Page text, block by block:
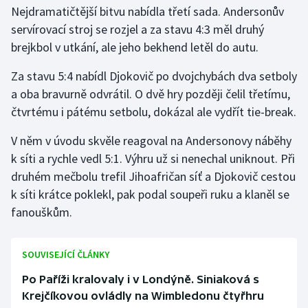
Stolní tenis
Triatlon
Veslování
Vodní slalom
Volejbal
Ostatní
Nejdramatičtější bitvu nabídla třetí sada. Andersonův
servírovací stroj se rozjel a za stavu 4:3 měl druhý
brejkbol v utkání, ale jeho bekhend letěl do autu.
Za stavu 5:4 nabídl Djokovič po dvojchybách dva setboly
a oba bravurně odvrátil. O dvě hry později čelil třetímu,
čtvrtému i pátému setbolu, dokázal ale vydřít tie-break.
V něm v úvodu skvěle reagoval na Andersonovy náběhy
k síti a rychle vedl 5:1. Výhru už si nenechal uniknout. Při
druhém mečbolu trefil Jihoafričan síť a Djokovič cestou
k síti krátce poklekl, pak podal soupeři ruku a klaněl se
fanouškům.
SOUVISEJÍCÍ ČLÁNKY
Po Paříži kralovaly i v Londýně. Siniaková s
Krejčíkovou ovládly na Wimbledonu čtyřhru